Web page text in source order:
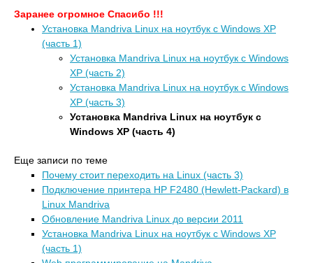
Заранее огромное Спасибо !!!
Установка Mandriva Linux на ноутбук с Windows XP
(часть 1)
Установка Mandriva Linux на ноутбук с Windows
XP (часть 2)
Установка Mandriva Linux на ноутбук с Windows
XP (часть 3)
Установка Mandriva Linux на ноутбук с
Windows XP (часть 4)
Еще записи по теме
Почему стоит переходить на Linux (часть 3)
Подключение принтера HP F2480 (Hewlett-Packard) в
Linux Mandriva
Обновление Mandriva Linux до версии 2011
Установка Mandriva Linux на ноутбук с Windows XP
(часть 1)